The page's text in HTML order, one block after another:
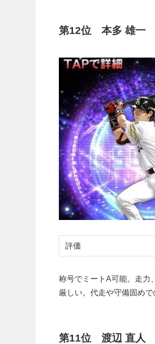
第12位 本多 雄一
評価
称号でミートA可能。走力
厳しい。代走や守備固めで
第11位 渡辺 直人